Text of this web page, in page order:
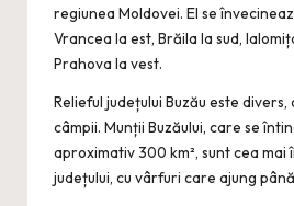
regiunea Moldovei. El se
Vrancea la est, Brăila la sud,
Prahova la vest.
Relieful județului Buzău este divers,
câmpii. Munții Buzăului, care se
aproximativ 300 km², sunt cea mai
județului, cu vârfuri care ajung